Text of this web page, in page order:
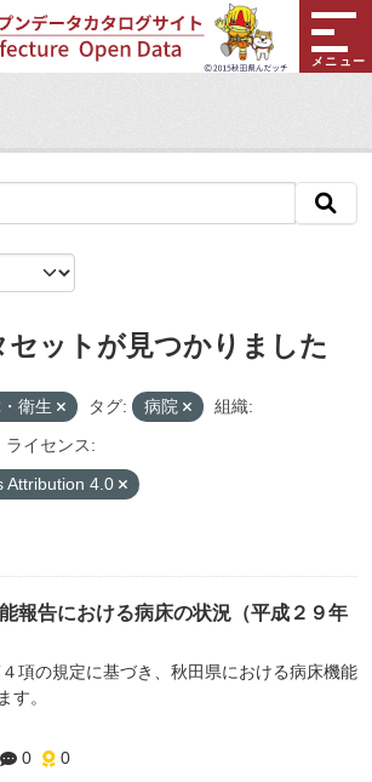
メニュー
セットが見つかりました
衛生 タグ: 病院
組織:
ライセンス:
Attribution 4.0
報告における病床の状況（平成２９年
項の規定に基づき、秋田県における病床機能
す。
0 0